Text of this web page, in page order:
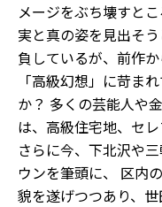
メージをぶち壊すと
実と真の姿を見出そ
負しているが、前作
「高級幻想」に苛ま
か？ 多くの芸能人や
は、高級住宅地、セ
さらに今、下北沢や
ウンを筆頭に、 区内
貌を遂げつつあり、